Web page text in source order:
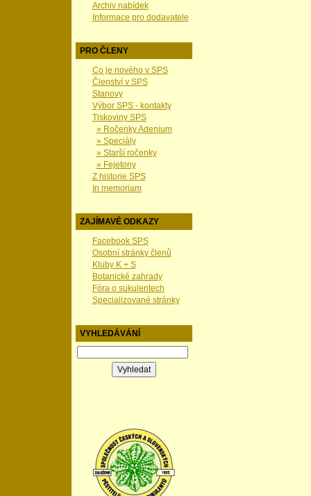
Archiv nabídek
Informace pro dodavatele
PRO ČLENY
Co je nového v SPS
Členství v SPS
Stanovy
Výbor SPS - kontakty
Tiskoviny SPS
» Ročenky Adenium
» Speciály
» Starší ročenky
» Fejetony
Z historie SPS
In memoriam
ZAJÍMAVÉ ODKAZY
Facebook SPS
Osobní stránky členů
Kluby K + S
Botanické zahrady
Fóra o sukulentech
Specializované stránky
VYHLEDÁVÁNÍ